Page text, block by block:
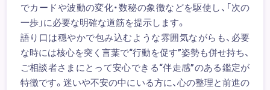
でカードや波動の変化・数秘の象徴などを駆使し、「次の
一歩」に必要な明確な道筋を提示します。
語り口は穏やかで包み込むような雰囲気ながらも、必要
な時には核心を突く言葉で“行動を促す”姿勢も併せ持ち、
ご相談者さまにとって安心できる“伴走感”のある鑑定が
特徴です。迷いや不安の中にいる方に、心の整理と前進の